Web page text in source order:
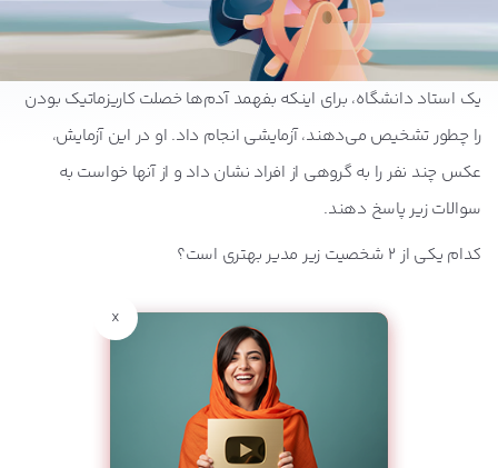
یک استاد دانشگاه، برای اینکه بفهمد آدم‌ها خصلت کاریزماتیک بودن
را چطور تشخیص می‌دهند، آزمایشی انجام داد. او در این آزمایش،
عکس چند نفر را به گروهی از افراد نشان داد و از آنها خواست به
سوالات زیر پاسخ دهند.
کدام یکی از 2 شخصیت زیر مدیر بهتری است؟
x